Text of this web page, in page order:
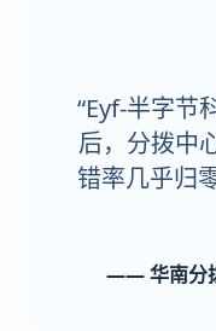
“Eyf-半字节
后，分拨中
错率几乎归
—— 华南分